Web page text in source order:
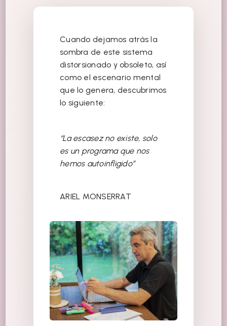
Cuando dejamos atrás la
sombra de este sistema
distorsionado y obsoleto, así
como el escenario mental
que lo genera, descubrimos
lo siguiente:
“La escasez no existe, solo
es un programa que nos
hemos autoinfligido”
ARIEL MONSERRAT